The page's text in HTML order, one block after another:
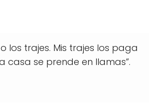
los trajes. Mis trajes los paga
casa se prende en llamas”.